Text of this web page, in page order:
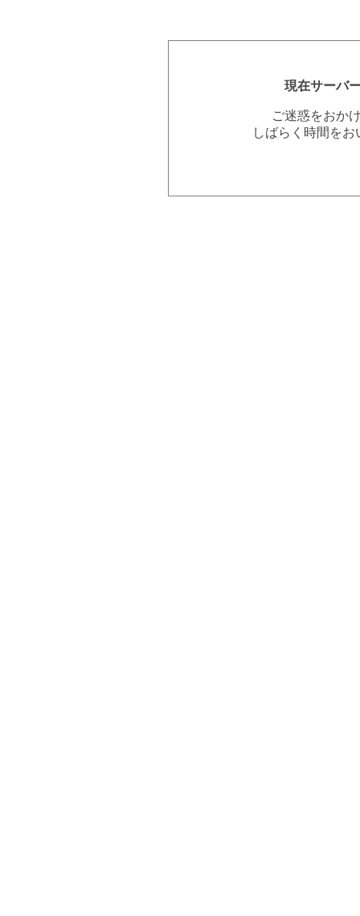
現在サーバ
ご迷惑をおか
しばらく時間を